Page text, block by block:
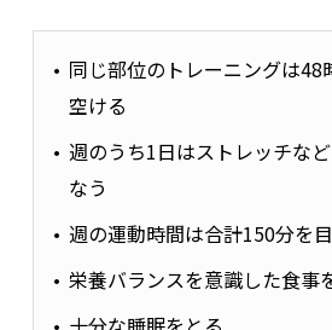
同じ部位のトレーニングは48
空ける
週のうち1日はストレッチな
なう
週の運動時間は合計150分を
栄養バランスを意識した食事